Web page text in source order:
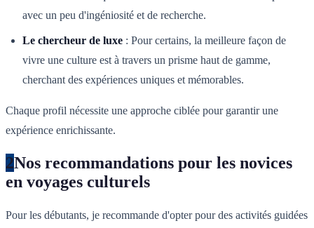
avec un peu d'ingéniosité et de recherche.
Le chercheur de luxe : Pour certains, la meilleure façon de
vivre une culture est à travers un prisme haut de gamme,
cherchant des expériences uniques et mémorables.
Chaque profil nécessite une approche ciblée pour garantir une
expérience enrichissante.
2Nos recommandations pour les novices
en voyages culturels
Pour les débutants, je recommande d'opter pour des activités guidées